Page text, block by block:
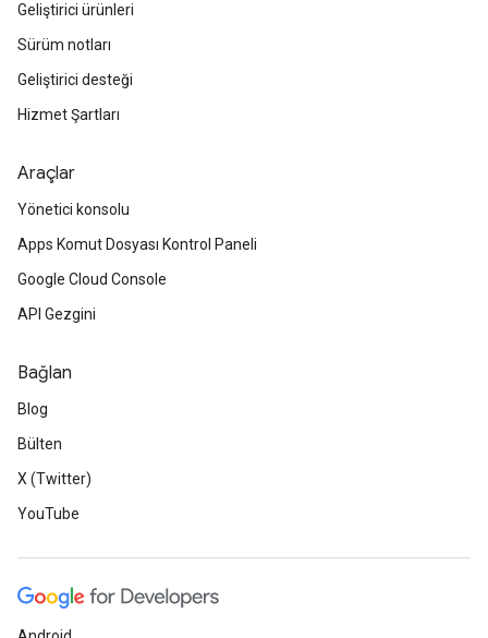
Geliştirici ürünleri
Sürüm notları
Geliştirici desteği
Hizmet Şartları
Araçlar
Yönetici konsolu
Apps Komut Dosyası Kontrol Paneli
Google Cloud Console
API Gezgini
Bağlan
Blog
Bülten
X (Twitter)
YouTube